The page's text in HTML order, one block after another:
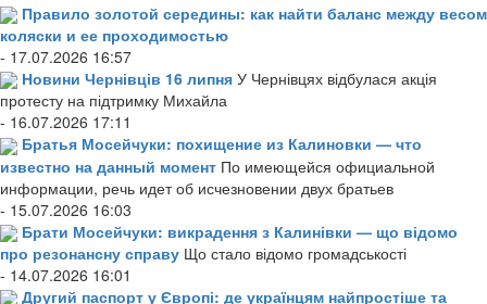
Правило золотой середины: как найти баланс между весом
коляски и ее проходимостью
- 17.07.2026 16:57
Новини Чернівців 16 липня У Чернівцях відбулася акція
протесту на підтримку Михайла
- 16.07.2026 17:11
Братья Мосейчуки: похищение из Калиновки — что
известно на данный момент По имеющейся официальной
информации, речь идет об исчезновении двух братьев
- 15.07.2026 16:03
Брати Мосейчуки: викрадення з Калинівки — що відомо
про резонансну справу Що стало відомо громадськості
- 14.07.2026 16:01
Другий паспорт у Європі: де українцям найпростіше та